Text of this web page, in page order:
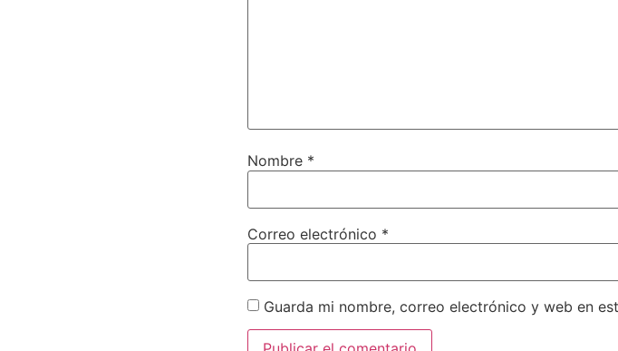
Nombre *
Correo electrónico *
Guarda mi nombre, correo electrónico y web en